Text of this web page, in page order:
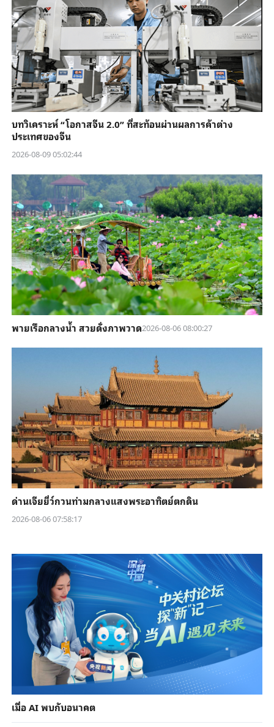
บทวิเคราะห์ “โอกาสจีน 2.0” ที่สะท้อนผ่านผลการค้าต่าง
ประเทศของจีน
2026-08-09 05:02:44
พายเรือกลางน้ำ สวยดั่งภาพวาด2026-08-06 08:00:27
ด่านเจียยี่ว์กวนท่ามกลางแสงพระอาทิตย์ตกดิน
2026-08-06 07:58:17
เมื่อ AI พบกับอนาคต